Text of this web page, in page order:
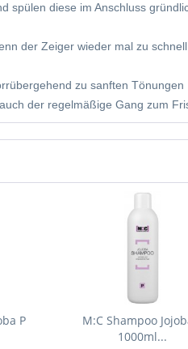
spülen diese im Anschluss
der Zeiger wieder mal zu
zu sanften Tönungen
der regelmäßige Gang zum
P
M:C Shampoo
1000ml...